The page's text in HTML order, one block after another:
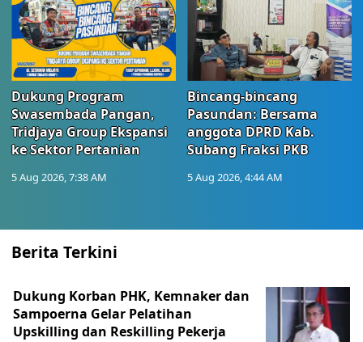
Dukung Program
Swasembada Pangan,
Tridjaya Group Ekspansi
ke Sektor Pertanian
5 Aug 2026, 7:38 AM
Bincang-bincang
Pasundan: Bersama
anggota DPRD Kab.
Subang Fraksi PKB
5 Aug 2026, 4:44 AM
Berita Terkini
Dukung Korban PHK, Kemnaker dan
Sampoerna Gelar Pelatihan
Upskilling dan Reskilling Pekerja